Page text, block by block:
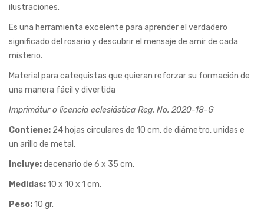
ilustraciones.
Es una herramienta excelente para aprender el verdadero
significado del rosario y descubrir el mensaje de amir de cada
misterio.
Material para catequistas que quieran reforzar su formación de
una manera fácil y divertida
Imprimátur o licencia eclesiástica Reg. No. 2020-18-G
Contiene: 24 hojas circulares de 10 cm. de diámetro, unidas e
un arillo de metal.
Incluye:decenario de 6 x 35 cm.
Medidas:10 x 10 x 1 cm.
Peso:10 gr.